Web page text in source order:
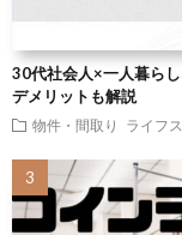
30代社会人×一人暮ら
デメリットも解説
物件・間取り ライフ